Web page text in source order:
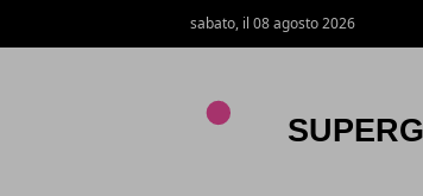
sabato, il 08 agosto 2026